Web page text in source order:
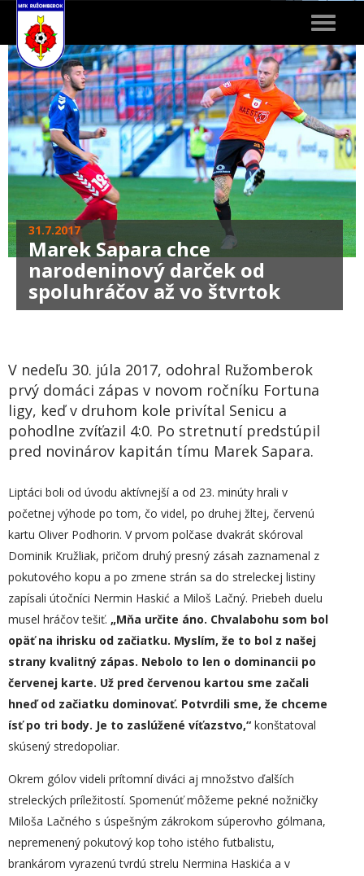
Toggle
31.7.2017
Marek Sapara chce
narodeninový darček od
spoluhráčov až vo štvrtok
V nedeľu 30. júla 2017, odohral Ružomberok
prvý domáci zápas v novom ročníku Fortuna
ligy, keď v druhom kole privítal Senicu a
pohodlne zvíťazil 4:0. Po stretnutí predstúpil
pred novinárov kapitán tímu Marek Sapara.
Liptáci boli od úvodu aktívnejší a od 23. minúty hrali v
početnej výhode po tom, čo videl, po druhej žltej, červenú
kartu Oliver Podhorin. V prvom polčase dvakrát skóroval
Dominik Kružliak, pričom druhý presný zásah zaznamenal z
pokutového kopu a po zmene strán sa do streleckej listiny
zapísali útočníci Nermin Haskić a Miloš Lačný. Priebeh duelu
musel hráčov tešiť. „Mňa určite áno. Chvalabohu som bol
opäť na ihrisku od začiatku. Myslím, že to bol z našej
strany kvalitný zápas. Nebolo to len o dominancii po
červenej karte. Už pred červenou kartou sme začali
hneď od začiatku dominovať. Potvrdili sme, že chceme
ísť po tri body. Je to zaslúžené víťazstvo,“ konštatoval
skúsený stredopoliar.
Okrem gólov videli prítomní diváci aj množstvo ďalších
streleckých príležitostí. Spomenúť môžeme pekné nožničky
Miloša Lačného s úspešným zákrokom súperovho gólmana,
nepremenený pokutový kop toho istého futbalistu,
brankárom vyrazenú tvrdú strelu Nermina Haskića a v